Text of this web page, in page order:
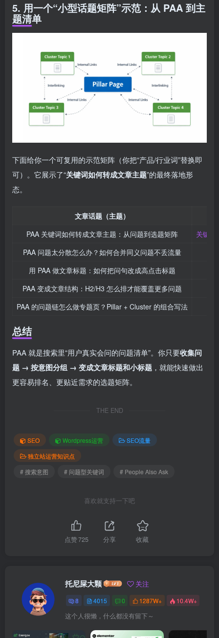
5. 用一个“小型话题矩阵”示范：从 PAA 到主
题清单
下面给你一个可复用的示范矩阵（你把“产品/行业词”替换即
可）。它展示了“关键词如何转成文章主题”的最终落地形
态。
文章话题（主题）
PAA 关键词如何转成文章主题：从问题到选题矩阵
关键词
PAA 问题太分散怎么办？如何合并同义问题不丢流量
用 PAA 做文章标题：如何把问句改成高点击标题
PAA 变成文章结构：H2/H3 怎么排才能覆盖更多问题
PAA 的问题链怎么做专题页？Pillar + Cluster 的组合写法
总结
PAA 就是搜索里“用户真实会问的问题清单”。你只要收集问
题 → 按意图分组 → 变成文章标题和小标题 ，就能快速做出
更容易排名、更贴近需求的选题矩阵。
THE END
SEO Wordpress运营
SEO流量
独立站运营知识点
# 搜索意图
# 问题型关键词 # People Also Ask
喜欢就支持一下吧
点赞725 分享 收藏
托尼屎大颗 关注
8 4015 0 1287W+ 10.4W+
这个人很懒，什么都没有留下～